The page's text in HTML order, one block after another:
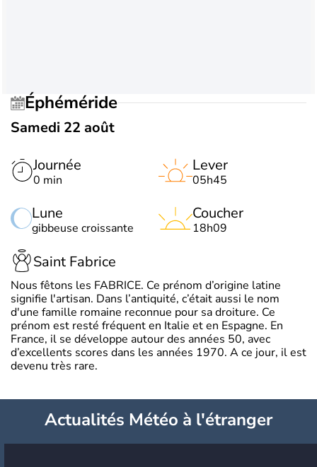
Éphéméride
Samedi 22 août
Journée
0 min
Lune
gibbeuse croissante
Lever
05h45
Coucher
18h09
Saint Fabrice
Nous fêtons les FABRICE. Ce prénom d’origine latine
signifie l'artisan. Dans l’antiquité, c’était aussi le nom
d'une famille romaine reconnue pour sa droiture. Ce
prénom est resté fréquent en Italie et en Espagne. En
France, il se développe autour des années 50, avec
d’excellents scores dans les années 1970. A ce jour, il est
devenu très rare.
Actualités Météo à l'étranger